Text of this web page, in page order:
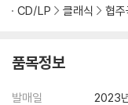
CD/LP
클래식 협주
품목정보
발매일
2023